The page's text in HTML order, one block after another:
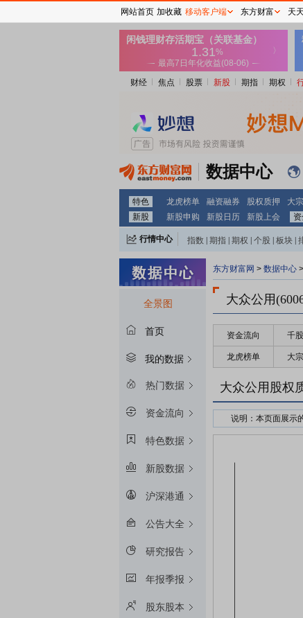
财经 焦点 股票 新股 期指 期权
数据中心
特色 龙虎榜单 融资融券 股权质押 大
新股
新股申购 新股日历 新股上会
行情中心 指数 期指 期权 个股 板块
全景图
首页
我的数据
热门数据
资金流向
特色数据
新股数据
沪深港通
公告大全
研究报告
年报季报
股东股本
东方财富网 > 数据中心 >
大众公用
资金流向 千
龙虎榜单 大
大众公用股权
说明：本页面展示
接受股权质押的金
预警线算法：冻
网站首页 加收藏 移动客户端 东方财富 天